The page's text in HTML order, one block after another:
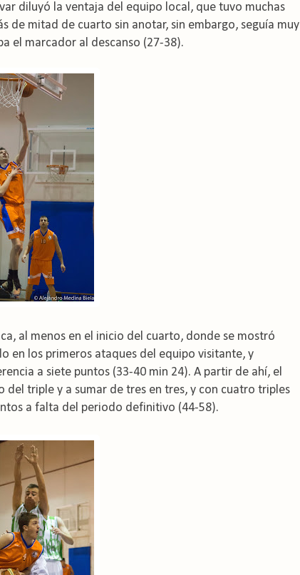
diluyó la ventaja del equipo local, que tuvo muchas
de mitad de cuarto sin anotar, sin embargo, seguía muy
el marcador al descanso (27-38).
al menos en el inicio del cuarto, donde se mostró
en los primeros ataques del equipo visitante, y
a siete puntos (33-40 min 24). A partir de ahí, el
triple y a sumar de tres en tres, y con cuatro triples
a falta del periodo definitivo (44-58).